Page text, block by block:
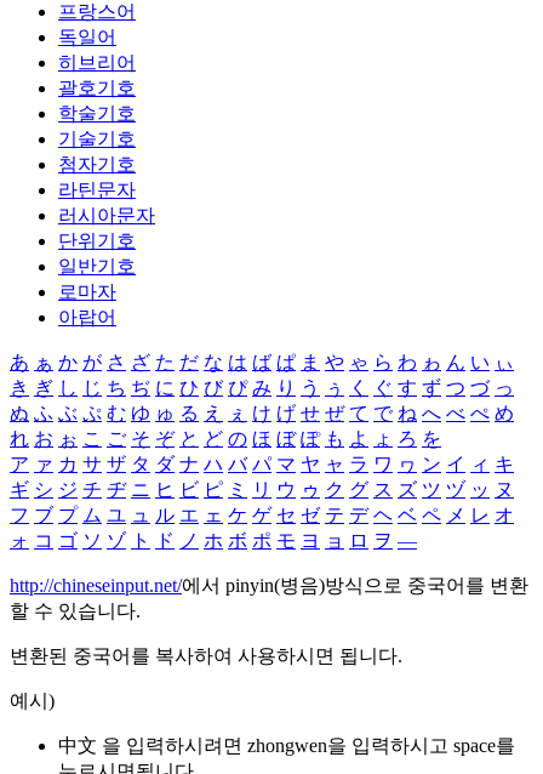
프랑스어
독일어
히브리어
괄호기호
학술기호
기술기호
첨자기호
라틴문자
러시아문자
단위기호
일반기호
로마자
아랍어
あ ぁ か が さ ざ た だ な は ば ぱ ま や ゃ ら わ ゎ ん い ぃ
き ぎ し じ ち ぢ に ひ び ぴ み り う ぅ く ぐ す ず つ づ っ
ぬ ふ ぶ ぷ む ゆ ゅ る え ぇ け げ せ ぜ て で ね へ べ ぺ め
れ お ぉ こ ご そ ぞ と ど の ほ ぼ ぽ も よ ょ ろ を
ア ァ カ サ ザ タ ダ ナ ハ バ パ マ ヤ ャ ラ ワ ヮ ン イ ィ キ
ギ シ ジ チ ヂ ニ ヒ ビ ピ ミ リ ウ ゥ ク グ ス ズ ツ ヅ ッ ヌ
フ ブ プ ム ユ ュ ル エ ェ ケ ゲ セ ゼ テ デ ヘ ベ ペ メ レ オ
ォ コ ゴ ソ ゾ ト ド ノ ホ ボ ポ モ ヨ ョ ロ ヲ ―
http://chineseinput.net/에서 pinyin(병음)방식으로 중국어를 변환
할 수 있습니다.
변환된 중국어를 복사하여 사용하시면 됩니다.
예시)
中文 을 입력하시려면 zhongwen을 입력하시고 space를